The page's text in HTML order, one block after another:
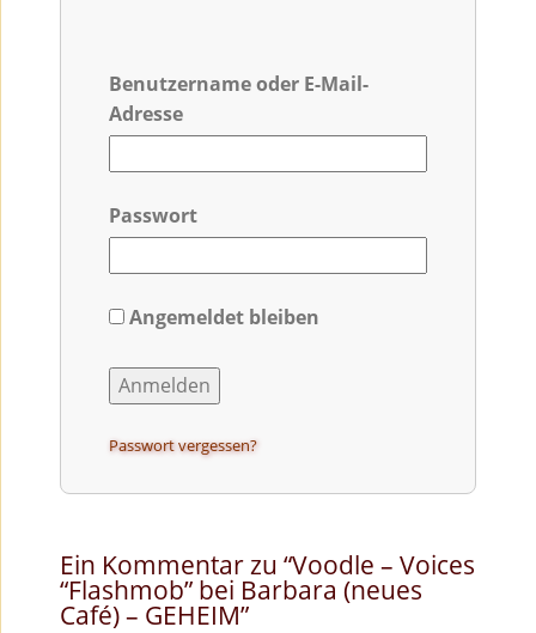
Benutzername oder E-Mail-
Adresse
Passwort
Angemeldet bleiben
Passwort vergessen?
Ein Kommentar zu “Voodle – Voices
“Flashmob” bei Barbara (neues
Café) – GEHEIM”